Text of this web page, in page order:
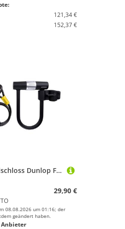
121,34 €
152,37 €
Dunlop Kabelschloss Dunlop Fahrradschloss 2-in-1, 120 Cm
29,90 €
08.08.2026 um 01:16; der
geändert haben.